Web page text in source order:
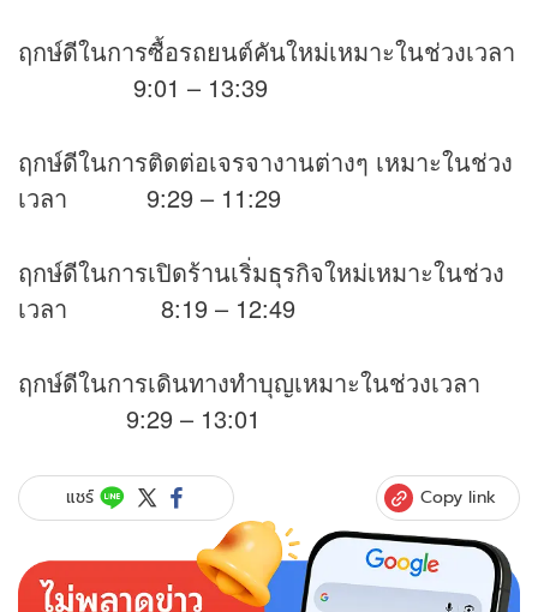
ฤกษ์ดีในการซื้อรถยนต์คันใหม่เหมาะในช่วงเวลา
9:01 – 13:39
ฤกษ์ดีในการติดต่อเจรจางานต่างๆ เหมาะในช่วง
เวลา 9:29 – 11:29
ฤกษ์ดีในการเปิดร้านเริ่มธุรกิจใหม่เหมาะในช่วง
เวลา 8:19 – 12:49
ฤกษ์ดีในการเดินทางทำบุญเหมาะในช่วงเวลา
9:29 – 13:01
แชร์ Copy link